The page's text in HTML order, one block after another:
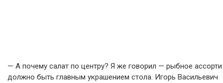
— А почему салат по центру? Я же говорил — рыбное ассорти
должно быть главным украшением стола. Игорь Васильевич